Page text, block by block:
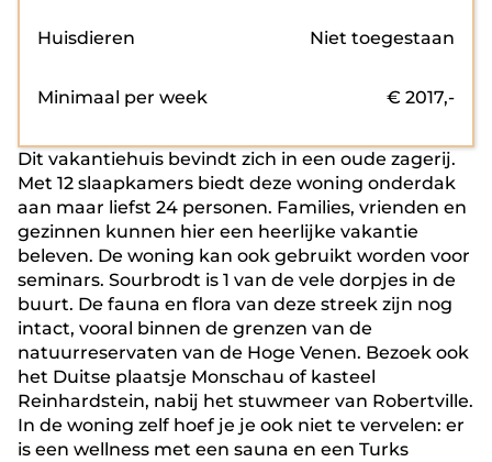
Huisdieren Niet toegestaan
Minimaal per week € 2017,-
Dit vakantiehuis bevindt zich in een oude zagerij.
Met 12 slaapkamers biedt deze woning onderdak
aan maar liefst 24 personen. Families, vrienden en
gezinnen kunnen hier een heerlijke vakantie
beleven. De woning kan ook gebruikt worden voor
seminars. Sourbrodt is 1 van de vele dorpjes in de
buurt. De fauna en flora van deze streek zijn nog
intact, vooral binnen de grenzen van de
natuurreservaten van de Hoge Venen. Bezoek ook
het Duitse plaatsje Monschau of kasteel
Reinhardstein, nabij het stuwmeer van Robertville.
In de woning zelf hoef je je ook niet te vervelen: er
is een wellness met een sauna en een Turks